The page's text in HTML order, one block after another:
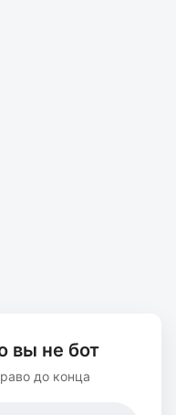
вы не бот
до конца